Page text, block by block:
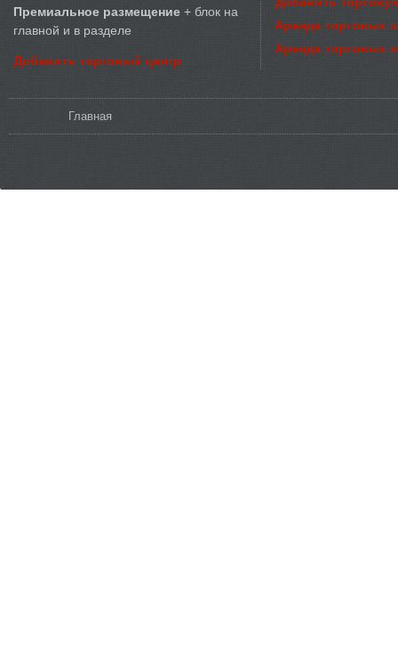
Премиальное размещение + блок на
главной и в разделе
Добавить торговый центр
Аренда торговых
Аренда торговых
Главная